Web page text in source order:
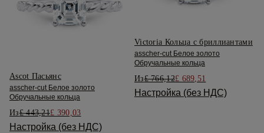
Ascot Пасьянс
asscher-cut Белое золото
Обручальные кольца
Из£ 443,21£ 390,03
Настройка (без НДС)
Victoria Кольца с бриллиантами
asscher-cut Белое золото
Обручальные кольца
Из£ 766,12£ 689,51
Настройка (без НДС)